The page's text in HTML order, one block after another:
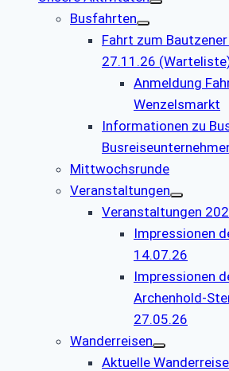
Busfahrten
Fahrt zum
27.11.26
Anmeldung
Wenzelsmarkt
Informationen zu
Mittwochsrunde
Veranstaltungen
Veranstaltungen
Impressionen
14.07.26
Impressionen
Archenhold-
27.05.26
Wanderreisen
Aktuelle Wanderreise